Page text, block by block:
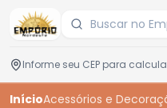
InícioAcessórios e